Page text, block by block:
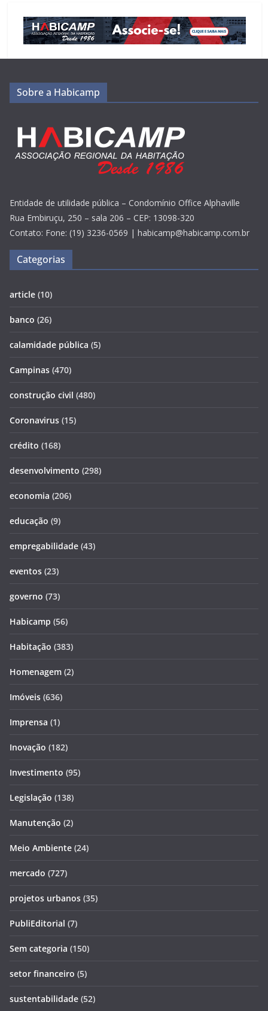
Sobre a Habicamp
Entidade de utilidade pública – Condomínio Office Alphaville
Rua Embiruçu, 250 – sala 206 – CEP: 13098-320
Contato: Fone: (19) 3236-0569 | habicamp@habicamp.com.br
Categorias
article (10)
banco (26)
calamidade pública (5)
Campinas (470)
construção civil (480)
Coronavirus (15)
crédito (168)
desenvolvimento (298)
economia (206)
educação (9)
empregabilidade (43)
eventos (23)
governo (73)
Habicamp (56)
Habitação (383)
Homenagem (2)
Imóveis (636)
Imprensa (1)
Inovação (182)
Investimento (95)
Legislação (138)
Manutenção (2)
Meio Ambiente (24)
mercado (727)
projetos urbanos (35)
PubliEditorial (7)
Sem categoria (150)
setor financeiro (5)
sustentabilidade (52)